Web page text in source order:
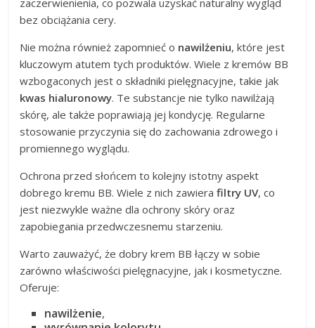
zaczerwienienia, co pozwala uzyskać naturalny wygląd
bez obciążania cery.
Nie można również zapomnieć o nawilżeniu, które jest
kluczowym atutem tych produktów. Wiele z kremów BB
wzbogaconych jest o składniki pielęgnacyjne, takie jak
kwas hialuronowy. Te substancje nie tylko nawilżają
skórę, ale także poprawiają jej kondycję. Regularne
stosowanie przyczynia się do zachowania zdrowego i
promiennego wyglądu.
Ochrona przed słońcem to kolejny istotny aspekt
dobrego kremu BB. Wiele z nich zawierafiltry UV, co
jest niezwykle ważne dla ochrony skóry oraz
zapobiegania przedwczesnemu starzeniu.
Warto zauważyć, że dobry krem BB łączy w sobie
zarówno właściwości pielęgnacyjne, jak i kosmetyczne.
Oferuje:
nawilżenie,